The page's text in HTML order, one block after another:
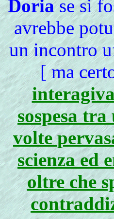
Doriase si
avrebbe
un incontro
[ ma
sospesa
volte
scienza ed
oltre che